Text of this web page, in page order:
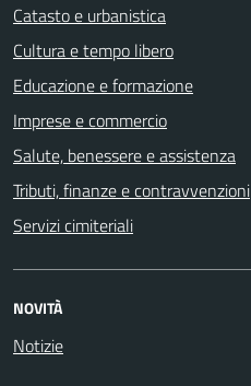
Catasto e urbanistica
Cultura e tempo libero
Educazione e formazione
Imprese e commercio
Salute, benessere e assistenza
Tributi, finanze e contravvenzioni
Servizi cimiteriali
NOVITÀ
Notizie